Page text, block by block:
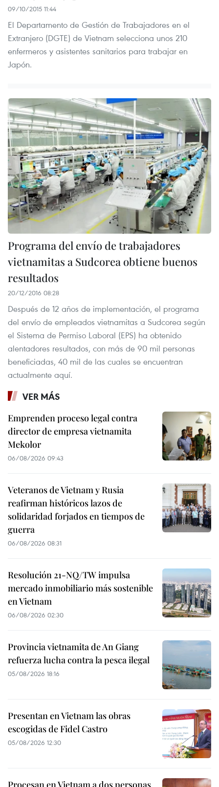
09/10/2015 11:44
El Departamento de Gestión de Trabajadores en el
Extranjero (DGTE) de Vietnam selecciona unos 210
enfermeros y asistentes sanitarios para trabajar en
Japón.
Programa del envío de trabajadores
vietnamitas a Sudcorea obtiene buenos
resultados
20/12/2016 08:28
Después de 12 años de implementación, el programa
del envío de empleados vietnamitas a Sudcorea según
el Sistema de Permiso Laboral (EPS) ha obtenido
alentadores resultados, con más de 90 mil personas
beneficiadas, 40 mil de las cuales se encuentran
actualmente aquí.
VER MÁS
Emprenden proceso legal contra
director de empresa vietnamita
Mekolor
06/08/2026 09:43
Veteranos de Vietnam y Rusia
reafirman históricos lazos de
solidaridad forjados en tiempos de
guerra
06/08/2026 08:31
Resolución 21-NQ/TW impulsa
mercado inmobiliario más sostenible
en Vietnam
06/08/2026 02:30
Provincia vietnamita de An Giang
refuerza lucha contra la pesca ilegal
05/08/2026 18:16
Presentan en Vietnam las obras
escogidas de Fidel Castro
05/08/2026 12:30
Procesan en Vietnam a dos personas